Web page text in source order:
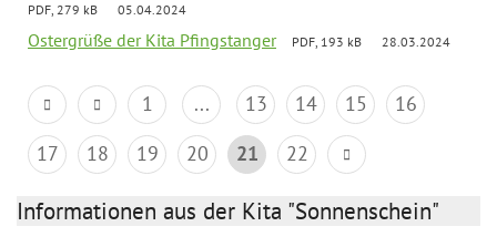
PDF, 279 kB 05.04.2024
Ostergrüße der Kita Pfingstanger PDF, 193 kB 28.03.2024
1 ... 13 14 15
16
17
18 19 20 21 22
Informationen aus der Kita "Sonnenschein"